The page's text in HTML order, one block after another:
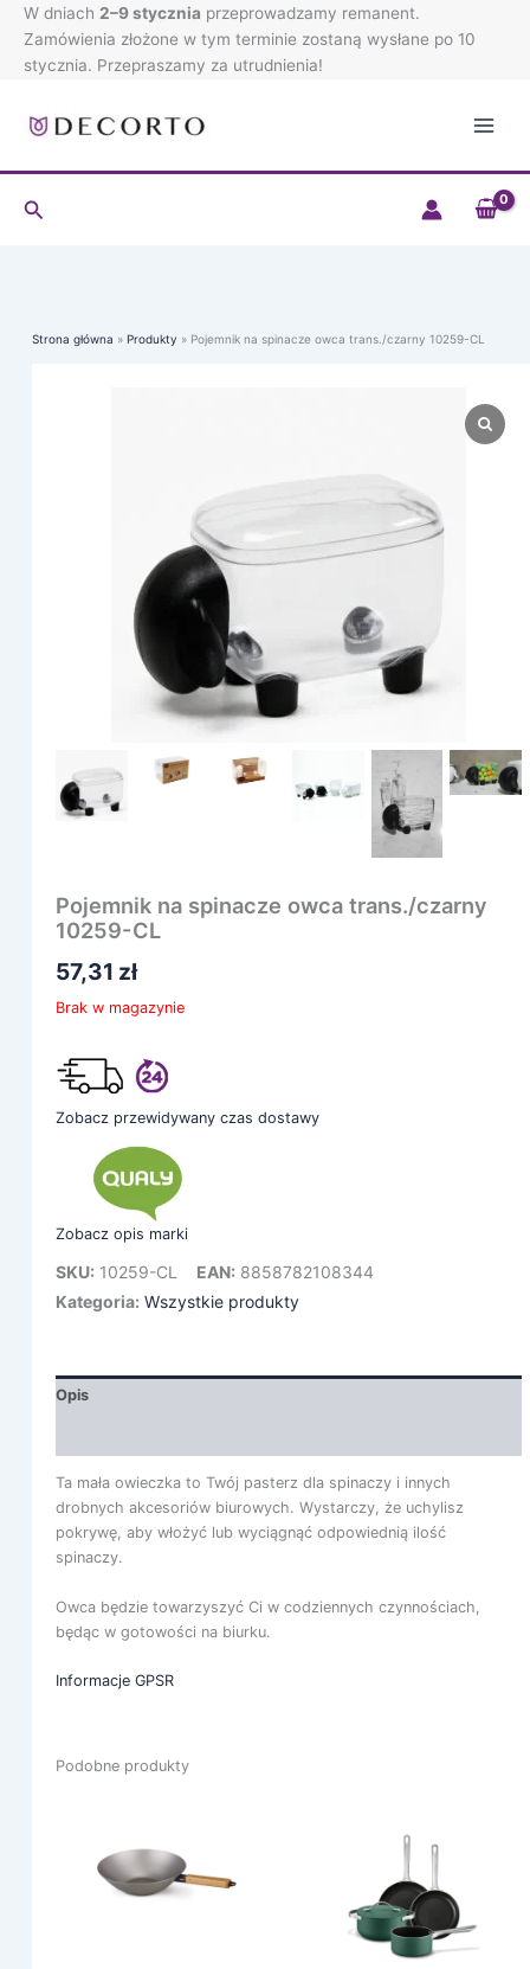
Przejdź
treści
W dniach 2–9 stycznia przeprowadzamy remanent.
Zamówienia złożone w tym terminie zostaną wysłane po 10
stycznia. Przepraszamy za utrudnienia!
Szukaj
Strona główna Produkty Pojemnik na spinacze owca trans./czarny 10259-CL
Pojemnik na spinacze owca trans./czarny
10259-CL
57,31 zł
Brak w magazynie
Zobacz przewidywany czas dostawy
Zobacz opis marki
SKU: 10259-CL EAN: 8858782108344
Kategoria: Wszystkie produkty
Opis
Ta mała owieczka to Twój pasterz dla spinaczy i innych
drobnych akcesoriów biurowych. Wystarczy, że uchylisz
pokrywę, aby włożyć lub wyciągnąć odpowiednią ilość
spinaczy.
Owca będzie towarzyszyć Ci w codziennych czynnościach,
będąc w gotowości na biurku.
Informacje GPSR
Podobne produkty